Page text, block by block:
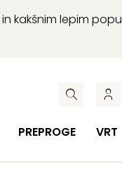
kakšnim lepim
PREPROGE VRT